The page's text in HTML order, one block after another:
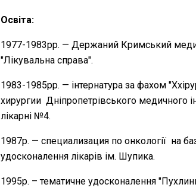
Освіта:
1977-1983рр. — Держаний Кримський
"Лікувальна справа".
1983-1985рр. — інтернатура за фахом
хирургии Дніпропетрівського медичного
лікарні №4.
1987р. — специализация по онкології на
удосконалення лікарів ім. Шупика.
1995р. –тематичне удосконалення